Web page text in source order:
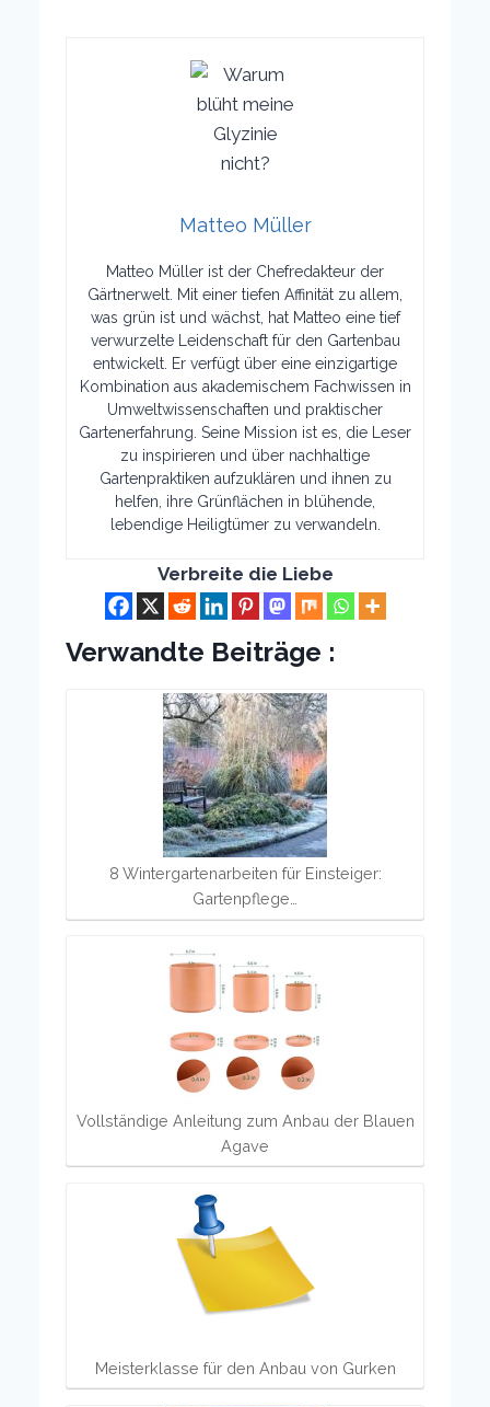
Matteo Müller
Matteo Müller ist der Chefredakteur der
Gärtnerwelt. Mit einer tiefen Affinität zu allem,
was grün ist und wächst, hat Matteo eine tief
verwurzelte Leidenschaft für den Gartenbau
entwickelt. Er verfügt über eine einzigartige
Kombination aus akademischem Fachwissen in
Umweltwissenschaften und praktischer
Gartenerfahrung. Seine Mission ist es, die Leser
zu inspirieren und über nachhaltige
Gartenpraktiken aufzuklären und ihnen zu
helfen, ihre Grünflächen in blühende,
lebendige Heiligtümer zu verwandeln.
Verbreite die Liebe
Verwandte Beiträge :
8 Wintergartenarbeiten für Einsteiger:
Gartenpflege…
Vollständige Anleitung zum Anbau der Blauen
Agave
Meisterklasse für den Anbau von Gurken